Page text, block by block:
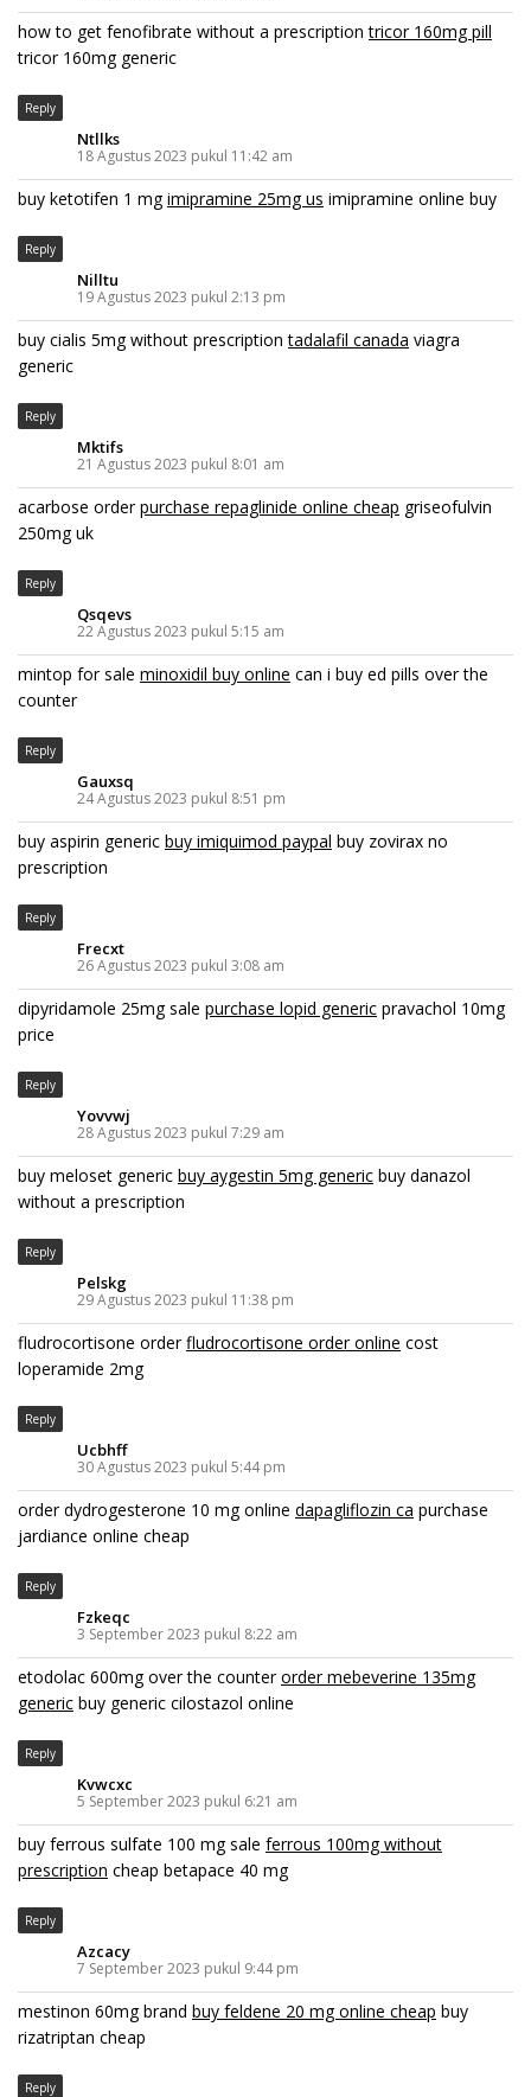
how to get fenofibrate without a prescriptiontricor 160mg pill
tricor 160mg generic
Reply
Ntllks
18 Agustus 2023 pukul 11:42 am
buy ketotifen 1 mgimipramine 25mg us imipramine online buy
Reply
Nilltu
19 Agustus 2023 pukul 2:13 pm
buy cialis 5mg without prescriptiontadalafil canada viagra
generic
Reply
Mktifs
21 Agustus 2023 pukul 8:01 am
acarbose orderpurchase repaglinide online cheap griseofulvin
250mg uk
Reply
Qsqevs
22 Agustus 2023 pukul 5:15 am
mintop for sale minoxidil buy online can i buy ed pills over the
counter
Reply
Gauxsq
24 Agustus 2023 pukul 8:51 pm
buy aspirin generic buy imiquimod paypal buy zovirax no
prescription
Reply
Frecxt
26 Agustus 2023 pukul 3:08 am
dipyridamole 25mg sale purchase lopid generic pravachol 10mg
price
Reply
Yovvwj
28 Agustus 2023 pukul 7:29 am
buy meloset generic buy aygestin 5mg generic buy danazol
without a prescription
Reply
Pelskg
29 Agustus 2023 pukul 11:38 pm
fludrocortisone orderfludrocortisone order online cost
loperamide 2mg
Reply
Ucbhff
30 Agustus 2023 pukul 5:44 pm
order dydrogesterone 10 mg online dapagliflozin ca purchase
jardiance online cheap
Reply
Fzkeqc
3 September 2023 pukul 8:22 am
etodolac 600mg over the counterorder mebeverine 135mg
generic buy generic cilostazol online
Reply
Kvwcxc
5 September 2023 pukul 6:21 am
buy ferrous sulfate 100 mg sale ferrous 100mg without
prescription cheap betapace 40 mg
Reply
Azcacy
7 September 2023 pukul 9:44 pm
mestinon 60mg brand buy feldene 20 mg online cheap buy
rizatriptan cheap
Reply